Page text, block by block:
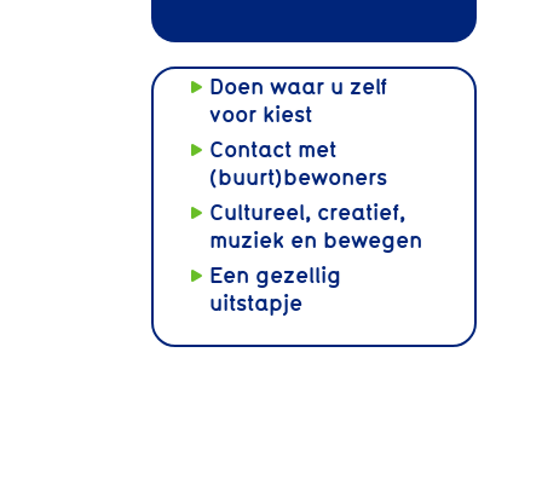
Doen waar u zelf
voor kiest
Contact met
(buurt)bewoners
Cultureel, creatief,
muziek en bewegen
Een gezellig
uitstapje